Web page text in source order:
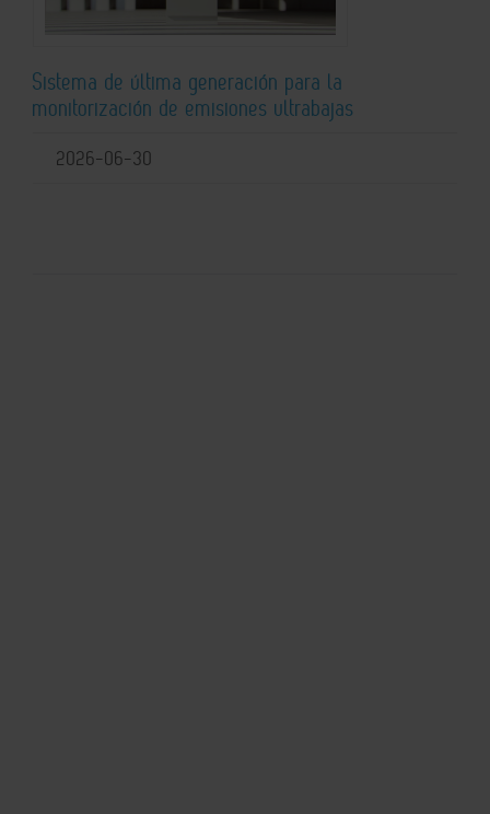
Sistema de última generación para la
monitorización de emisiones ultrabajas
2026-06-30